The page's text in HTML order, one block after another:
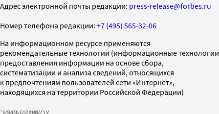
Адрес электронной почты редакции: press-release@forbes.ru
Номер телефона редакции: +7 (495) 565-32-06
На информационном ресурсе применяются
рекомендательные технологии (информационные технологии
предоставления информации на основе сбора,
систематизации и анализа сведений, относящихся
к предпочтениям пользователей сети «Интернет»,
находящихся на территории Российской Федерации)